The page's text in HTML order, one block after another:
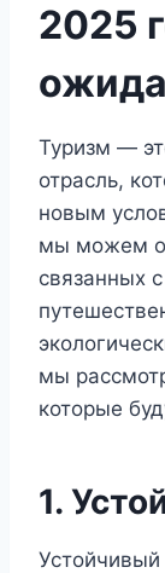
2025
Туризм —
отрасль,
новым
мы можем
связанных
мы
которые
1.
Устойчивый